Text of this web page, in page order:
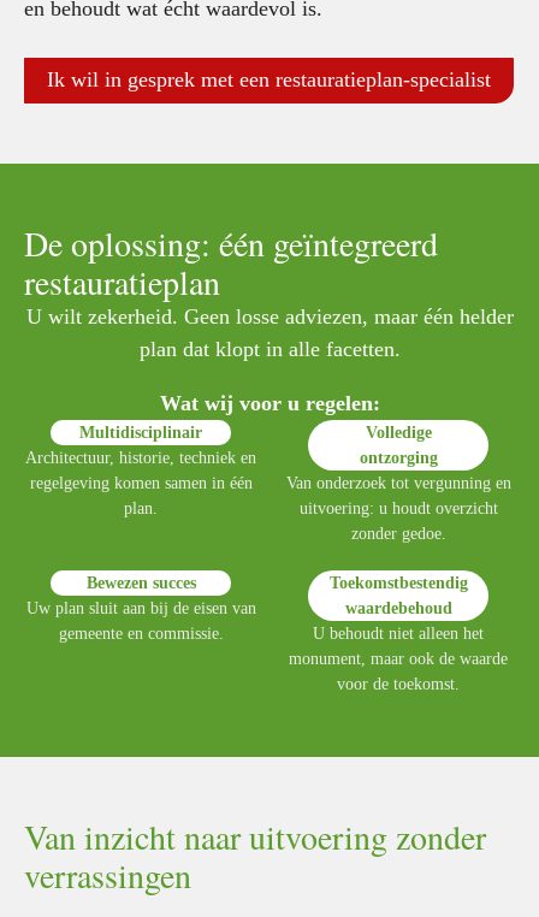
en behoudt wat écht waardevol is.
Ik wil in gesprek met een restauratieplan-specialist
De oplossing: één geïntegreerd
restauratieplan
U wilt zekerheid. Geen losse adviezen, maar één helder
plan dat klopt in alle facetten.
Wat wij voor u regelen:
Multidisciplinair
Architectuur, historie, techniek en
regelgeving komen samen in één
plan.
Volledige
ontzorging
Van onderzoek tot vergunning en
uitvoering: u houdt overzicht
zonder gedoe.
Bewezen succes
Uw plan sluit aan bij de eisen van
gemeente en commissie.
Toekomstbestendig
waardebehoud
U behoudt niet alleen het
monument, maar ook de waarde
voor de toekomst.
Van inzicht naar uitvoering zonder
verrassingen